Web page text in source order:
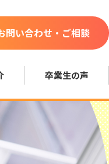
問い合わせ・ご相談
卒業生の声